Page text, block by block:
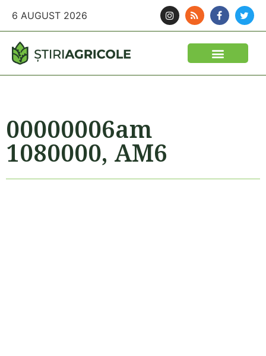
6 AUGUST 2026
00000006am
1080000, AM6